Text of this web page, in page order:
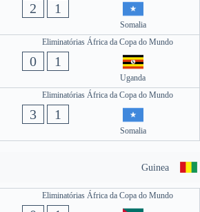
2 1
Somalia
Eliminatórias África da Copa do Mundo
0 1
Uganda
Eliminatórias África da Copa do Mundo
3 1
Somalia
Guinea
Eliminatórias África da Copa do Mundo